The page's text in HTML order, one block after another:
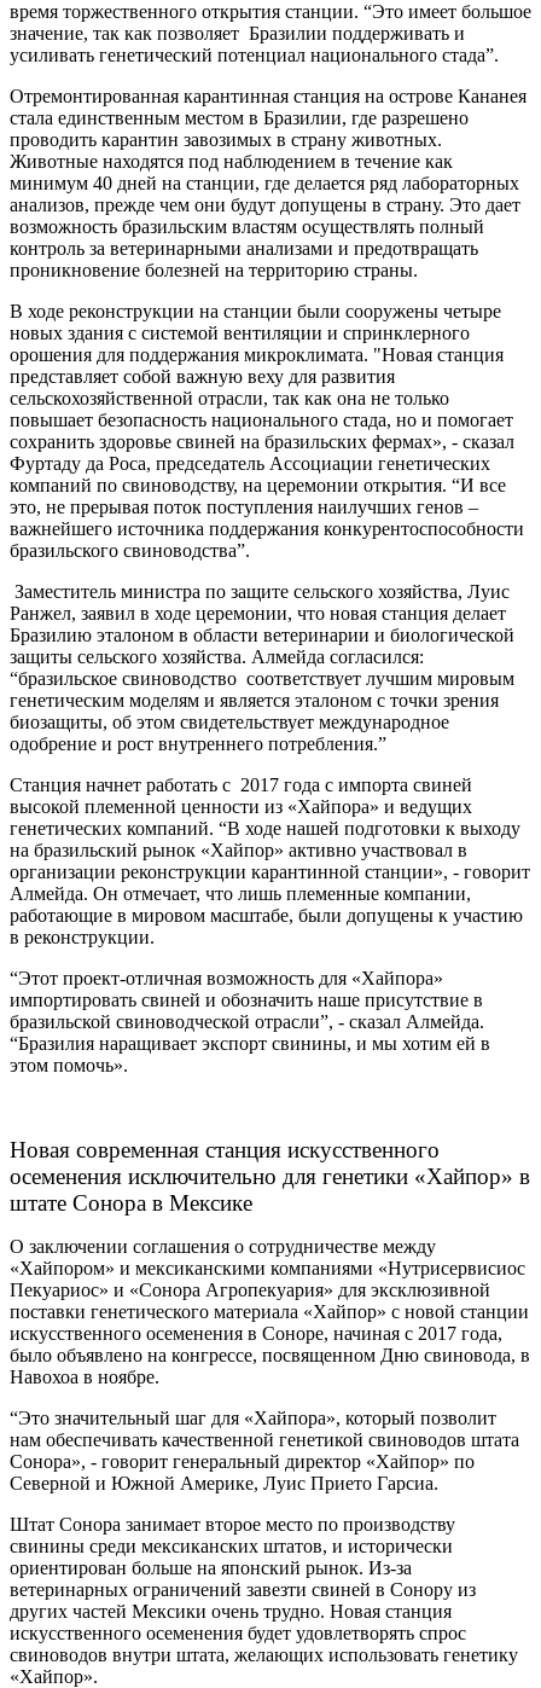
время торжественного открытия станции. “Это имеет большое
значение, так как позволяет Бразилии поддерживать и
усиливать генетический потенциал национального стада”.
Отремонтированная карантинная станция на острове Кананея
стала единственным местом в Бразилии, где разрешено
проводить карантин завозимых в страну животных.
Животные находятся под наблюдением в течение как
минимум 40 дней на станции, где делается ряд лабораторных
анализов, прежде чем они будут допущены в страну. Это дает
возможность бразильским властям осуществлять полный
контроль за ветеринарными анализами и предотвращать
проникновение болезней на территорию страны.
В ходе реконструкции на станции были сооружены четыре
новых здания с системой вентиляции и спринклерного
орошения для поддержания микроклимата. "Новая станция
представляет собой важную веху для развития
сельскохозяйственной отрасли, так как она не только
повышает безопасность национального стада, но и помогает
сохранить здоровье свиней на бразильских фермах», - сказал
Фуртаду да Роса, председатель Ассоциации генетических
компаний по свиноводству, на церемонии открытия. “И все
это, не прерывая поток поступления наилучших генов –
важнейшего источника поддержания конкурентоспособности
бразильского свиноводства”.
Заместитель министра по защите сельского хозяйства, Луис
Ранжел, заявил в ходе церемонии, что новая станция делает
Бразилию эталоном в области ветеринарии и биологической
защиты сельского хозяйства. Алмейда согласился:
“бразильское свиноводство соответствует лучшим мировым
генетическим моделям и является эталоном с точки зрения
биозащиты, об этом свидетельствует международное
одобрение и рост внутреннего потребления.”
Станция начнет работать с 2017 года с импорта свиней
высокой племенной ценности из «Хайпора» и ведущих
генетических компаний. “В ходе нашей подготовки к выходу
на бразильский рынок «Хайпор» активно участвовал в
организации реконструкции карантинной станции», - говорит
Алмейда. Он отмечает, что лишь племенные компании,
работающие в мировом масштабе, были допущены к участию
в реконструкции.
“Этот проект-отличная возможность для «Хайпора»
импортировать свиней и обозначить наше присутствие в
бразильской свиноводческой отрасли”, - сказал Алмейда.
“Бразилия наращивает экспорт свинины, и мы хотим ей в
этом помочь».
Новая современная станция искусственного
осеменения исключительно для генетики «Хайпор» в
штате Сонора в Мексике
О заключении соглашения о сотрудничестве между
«Хайпором» и мексиканскими компаниями «Нутрисервисиос
Пекуариос» и «Сонора Агропекуария» для эксклюзивной
поставки генетического материала «Хайпор» с новой станции
искусственного осеменения в Соноре, начиная с 2017 года,
было объявлено на конгрессе, посвященном Дню свиновода, в
Навохоа в ноябре.
“Это значительный шаг для «Хайпора», который позволит
нам обеспечивать качественной генетикой свиноводов штата
Сонора», - говорит генеральный директор «Хайпор» по
Северной и Южной Америке, Луис Прието Гарсиа.
Штат Сонора занимает второе место по производству
свинины среди мексиканских штатов, и исторически
ориентирован больше на японский рынок. Из-за
ветеринарных ограничений завезти свиней в Сонору из
других частей Мексики очень трудно. Новая станция
искусственного осеменения будет удовлетворять спрос
свиноводов внутри штата, желающих использовать генетику
«Хайпор».